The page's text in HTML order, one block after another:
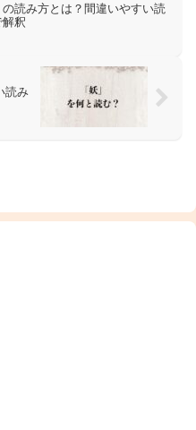
の読み方とは？間違いやすい読
釈
読み